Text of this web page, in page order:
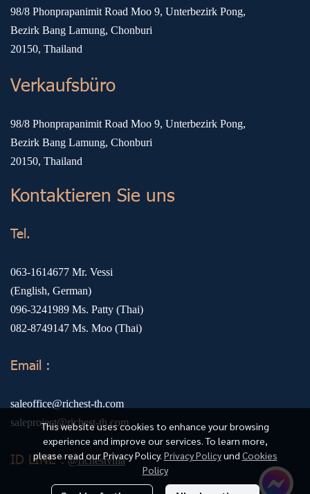
This website uses cookies to enhance your browsing
experience and improve our services. To learn more,
please read our Privacy Policy. Privacy Policyund Cookies
Policy
98/8 Phonprapanimit Road Moo 9, Unterbezirk Pong,
Bezirk Bang Lamung, Chonburi
20150, Thailand
Verkaufsbüro
98/8 Phonprapanimit Road Moo 9, Unterbezirk Pong,
Bezirk Bang Lamung, Chonburi
20150, Thailand
Kontaktieren Sie uns
Tel.
063-1614677 Mr. Vessi
(English, German)
096-3241989 Ms. Patty (Thai)
082-8749147 Ms. Moo (Thai)
Email :
saleoffice@richest-th.com
saleproject@richest-th.com
ID LINE : @richestvilla